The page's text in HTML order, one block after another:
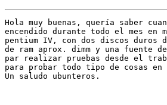
Hola muy buenas, quería saber
encendido durante todo el mes
pentium IV, con dos discos duros
de ram aprox. dimm y una fuente
par realizar pruebas desde el
para probar todo tipo de cosas
Un saludo ubunteros.